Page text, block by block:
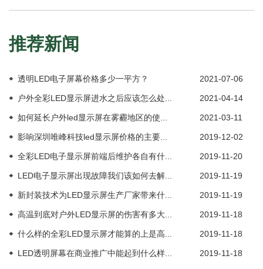
推荐新闻
透明LED电子屏幕价格多少一平方？ 2021-07-06
户外全彩LED显示屏进水之后应该怎么处... 2021-04-14
如何延长户外led显示屏在雾霾地区的使... 2021-03-11
影响深圳唯峰科技led显示屏价格的主要... 2019-12-02
全彩LED电子显示屏前端后维护各自有什... 2019-11-20
LED电子显示屏出现故障我们该如何去解... 2019-11-19
新封装技术为LED显示屏生产厂家带来什... 2019-11-19
高温到底对户外LED显示屏的伤害有多大... 2019-11-18
什么样的全彩LED显示屏才能算的上是高... 2019-11-18
LED透明屏幕在商业推广中能起到什么样... 2019-11-18